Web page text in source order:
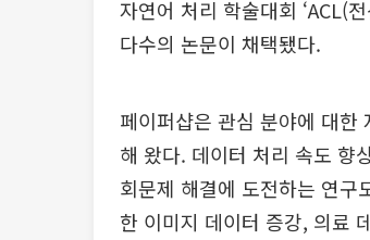
자연어 처리 학술대회 ‘ACL(
다수의 논문이 채택됐다.
페이퍼샵은 관심 분야에 대한
해 왔다. 데이터 처리 속도 향
회문제 해결에 도전하는 연구
한 이미지 데이터 증강, 의료